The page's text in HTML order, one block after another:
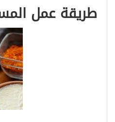
طريقة عمل